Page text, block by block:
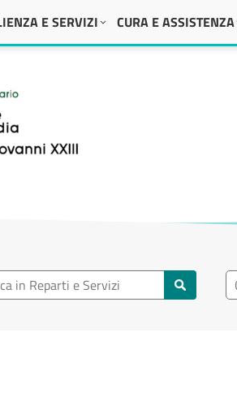
E SERVIZI CURA E ASSISTENZA
XXIII
reparto